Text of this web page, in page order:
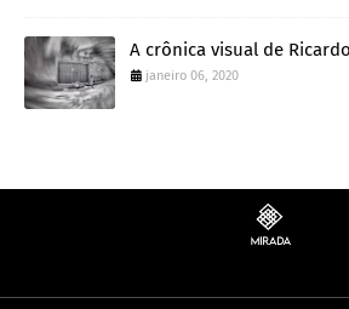
A crônica visual de
janeiro 06, 2020